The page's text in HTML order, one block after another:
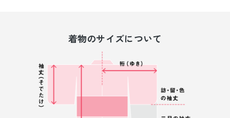
着物のサイズについて